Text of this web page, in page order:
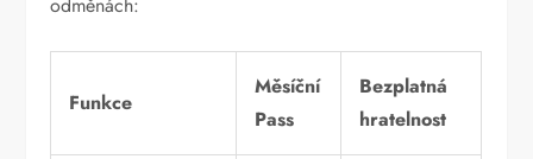
Funkce
Měsíční
Pass
Bezplatná
hratelnost